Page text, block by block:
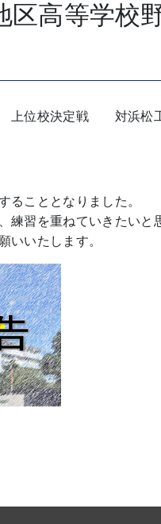
区高等学校
上位校決定戦 対浜松
ることとなりました。
練習を重ねていきたいと
いいたします。